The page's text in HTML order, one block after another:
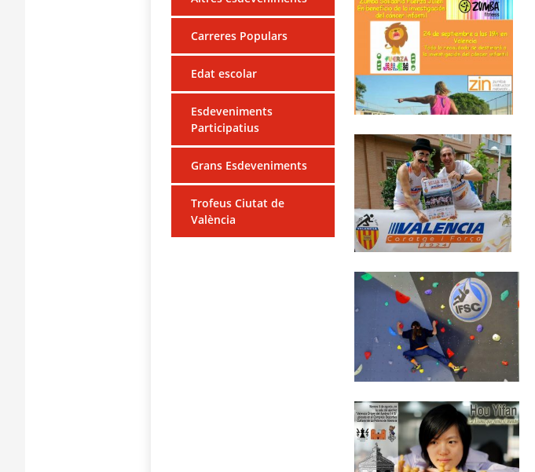
Carreres Populars
Edat escolar
Esdeveniments
Participatius
Grans Esdeveniments
Trofeus Ciutat de
València